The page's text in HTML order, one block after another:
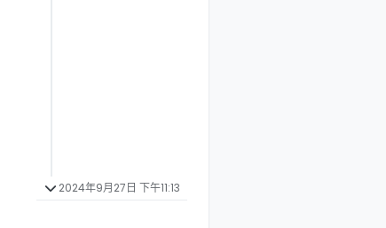
2024年9月27日 下午11:13